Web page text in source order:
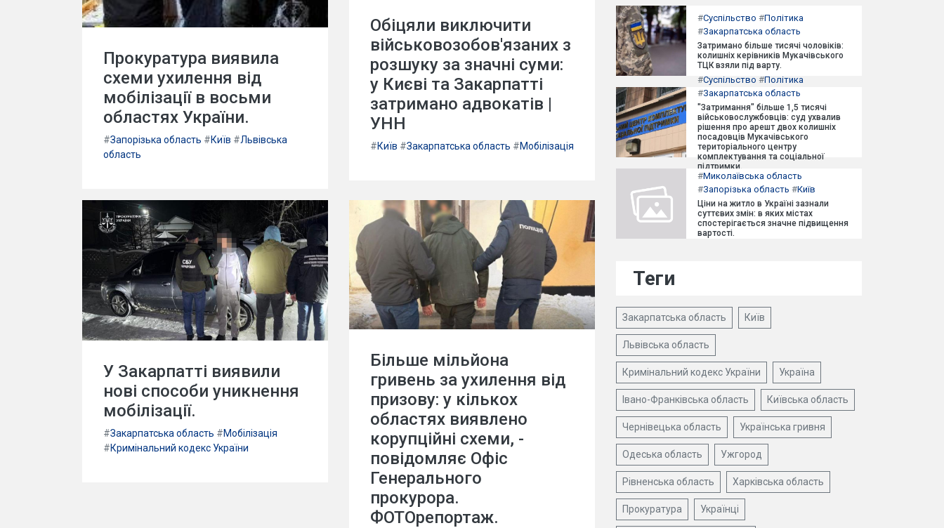
Прокуратура виявила
схеми ухилення від
мобілізації в восьми
областях України.
#Запорізька область #Київ #Львівська
область
Обіцяли виключити
військовозобов'язаних з
розшуку за значні суми:
у Києві та Закарпатті
затримано адвокатів |
УНН
#Київ #Закарпатська область #Мобілізація
У Закарпатті виявили
нові способи уникнення
мобілізації.
#Закарпатська область #Мобілізація
#Кримінальний кодекс України
Більше мільйона
гривень за ухилення від
призову: у кількох
областях виявлено
корупційні схеми, -
повідомляє Офіс
Генерального
прокурора.
ФОТОрепортаж.
#Суспільство #Політика
#Закарпатська область
Затримано більше тисячі чоловіків:
колишніх керівників Мукачівського
ТЦК взяли під варту.
#Суспільство #Політика
#Закарпатська область
"Затримання" більше 1,5 тисячі
військовослужбовців: суд ухвалив
рішення про арешт двох колишніх
посадовців Мукачівського
територіального центру
комплектування та соціальної
підтримки.
#Миколаївська область
#Запорізька область #Київ
Ціни на житло в Україні зазнали
суттєвих змін: в яких містах
спостерігається значне підвищення
вартості.
Теги
Закарпатська область Київ
Львівська область
Кримінальний кодекс України Україна
Івано-Франківська область Київська область
Чернівецька область Українська гривня
Одеська область Ужгород
Рівненська область Харківська область
Прокуратура Українці